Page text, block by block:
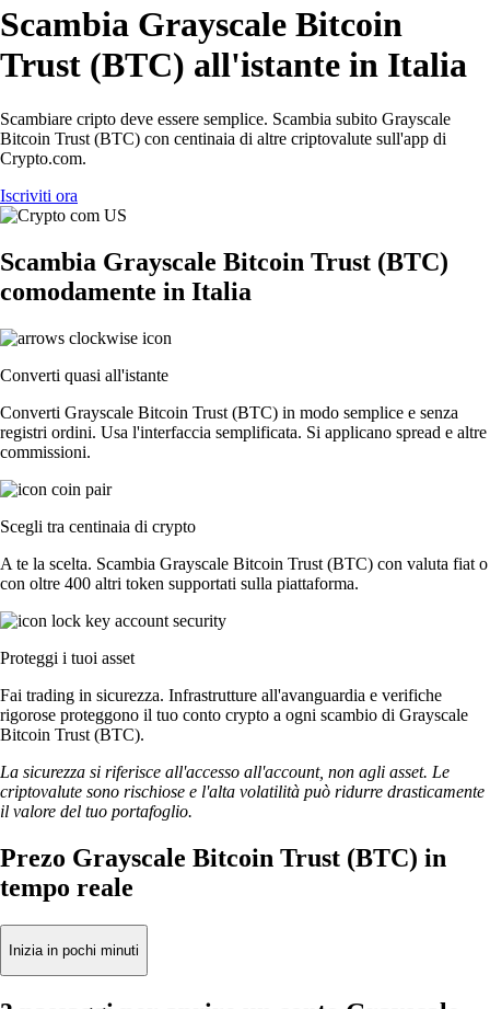
Scambia Grayscale Bitcoin
Trust (BTC) all'istante in Italia
Scambiare cripto deve essere semplice. Scambia subito Grayscale
Bitcoin Trust (BTC) con centinaia di altre criptovalute sull'app di
Crypto.com.
Iscriviti ora
Scambia Grayscale Bitcoin Trust (BTC)
comodamente in Italia
Converti quasi all'istante
Converti Grayscale Bitcoin Trust (BTC) in modo semplice e senza
registri ordini. Usa l'interfaccia semplificata. Si applicano spread e altre
commissioni.
Scegli tra centinaia di crypto
A te la scelta. Scambia Grayscale Bitcoin Trust (BTC) con valuta fiat o
con oltre 400 altri token supportati sulla piattaforma.
Proteggi i tuoi asset
Fai trading in sicurezza. Infrastrutture all'avanguardia e verifiche
rigorose proteggono il tuo conto crypto a ogni scambio di Grayscale
Bitcoin Trust (BTC).
La sicurezza si riferisce all'accesso all'account, non agli asset. Le
criptovalute sono rischiose e l'alta volatilità può ridurre drasticamente
il valore del tuo portafoglio.
Prezo Grayscale Bitcoin Trust (BTC) in
tempo reale
Inizia in pochi minuti